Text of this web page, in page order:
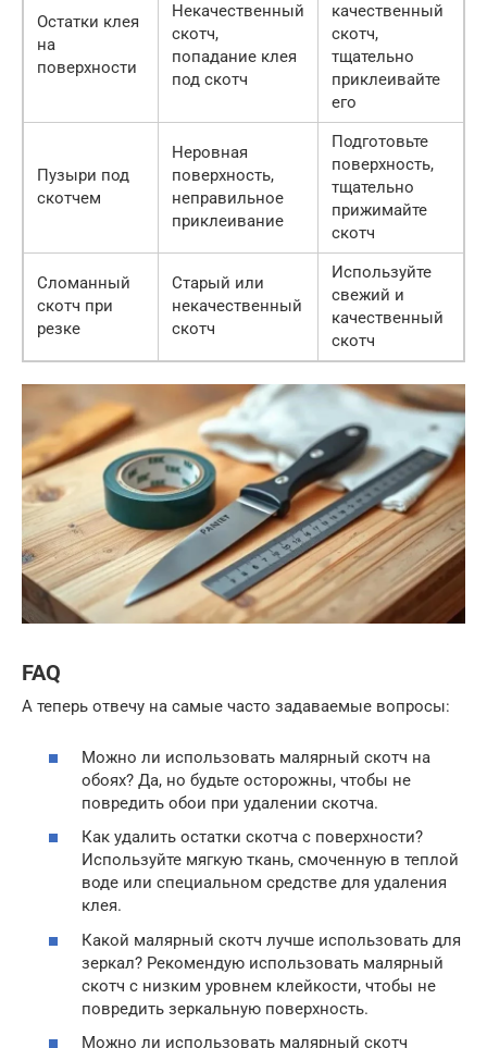
Остатки клея
на
поверхности
Некачественный
скотч,
попадание клея
под скотч
качественный
скотч,
тщательно
приклеивайте
его
Пузыри под
скотчем
Неровная
поверхность,
неправильное
приклеивание
Подготовьте
поверхность,
тщательно
прижимайте
скотч
Сломанный
скотч при
резке
Старый или
некачественный
скотч
Используйте
свежий и
качественный
скотч
FAQ
А теперь отвечу на самые часто задаваемые вопросы:
Можно ли использовать малярный скотч на
обоях? Да, но будьте осторожны, чтобы не
повредить обои при удалении скотча.
Как удалить остатки скотча с поверхности?
Используйте мягкую ткань, смоченную в теплой
воде или специальном средстве для удаления
клея.
Какой малярный скотч лучше использовать для
зеркал? Рекомендую использовать малярный
скотч с низким уровнем клейкости, чтобы не
повредить зеркальную поверхность.
Можно ли использовать малярный скотч